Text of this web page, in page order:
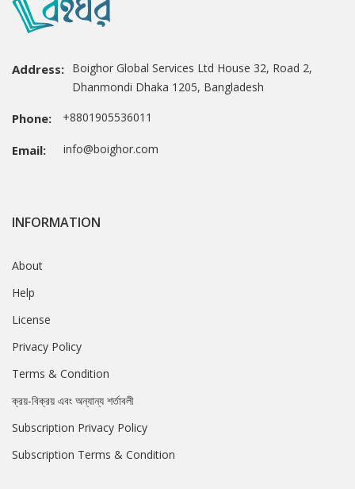
Address: Boighor Global Services Ltd House 32, Road 2,
Dhanmondi Dhaka 1205, Bangladesh
Phone: +8801905536011
Email: info@boighor.com
INFORMATION
About
Help
License
Privacy Policy
Terms & Condition
ক্রয়-বিক্রয় এবং অন্যান্য শর্তাবলী
Subscription Privacy Policy
Subscription Terms & Condition